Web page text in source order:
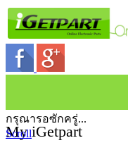
My iGetpart
กรุณารอซักครู่...
Scroll